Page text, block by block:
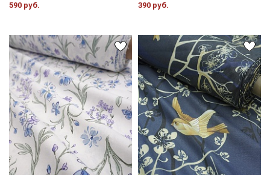
590 руб. 390 руб.
Подписаться
Ознакомлен(а) сПолитикой обработки персональных
данныхи даюСогласие на обработку персональных
данных
Даю Согласие на получение рекламных и
информационных рассылок